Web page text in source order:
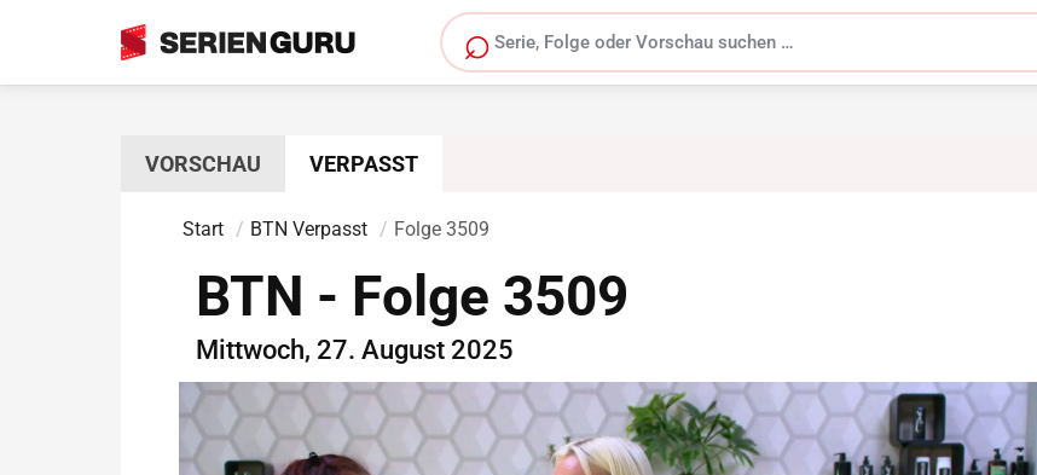
⌕
Serie suchen
VORSCHAU VERPASST
Start BTN Verpasst Folge 3509
BTN - Folge 3509
Mittwoch, 27. August 2025